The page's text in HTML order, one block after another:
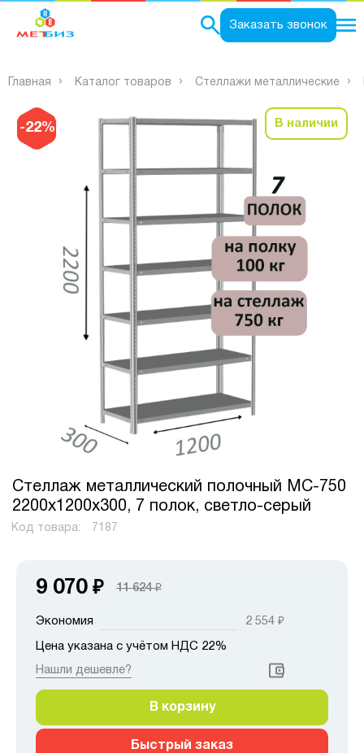
Заказать звонок
Главная Каталог товаров Стеллажи металлические
-22% В наличии
Стеллаж металлический полочный МС-750
2200х1200х300, 7 полок, светло-серый
Код товара: 7187
9 070 ₽ 11 624₽
Экономия 2 554 ₽
Цена указана с учётом НДС 22%
Нашли дешевле?
В корзину
Быстрый заказ